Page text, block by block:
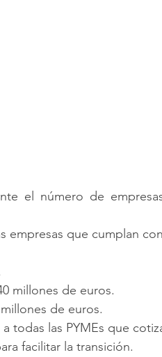
el número de
empresas que cumplan
millones de euros.
de euros.
a todas las PYMEs que
facilitar la transición.